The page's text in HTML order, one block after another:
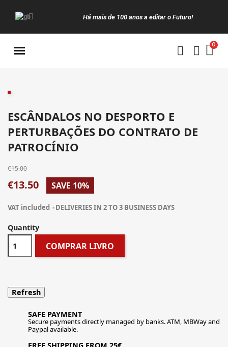
Há mais de 100 anos a editar o Futuro!
ESCÂNDALOS NO DESPORTO E
PERTURBAÇÕES DO CONTRATO DE
PATROCÍNIO
€15.00
€13.50 SAVE 10%
VAT included DELIVERIES IN 2 TO 3 BUSINESS DAYS
Quantity
COMPRAR LIVRO
SAFE PAYMENT
Secure payments directly managed by banks. ATM, MBWay and
Paypal available.